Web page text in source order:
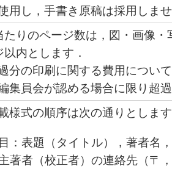
用し，手書き原稿は採用しま
たりのページ数は，図・画像
内とします．
分の印刷に関する費用につい
集員会が認める場合に限り超
様式の順序は次の通りとしま
：表題（タイトル），著者名
著者（校正者）の連絡先（〒